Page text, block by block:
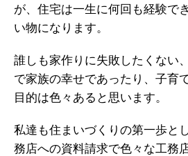
が、住宅は一生に何回も経験で
い物になります。
誰しも家作りに失敗したくない
で家族の幸せであったり、子育
目的は色々あると思います。
私達も住まいづくりの第一歩と
務店への資料請求で色々な工務